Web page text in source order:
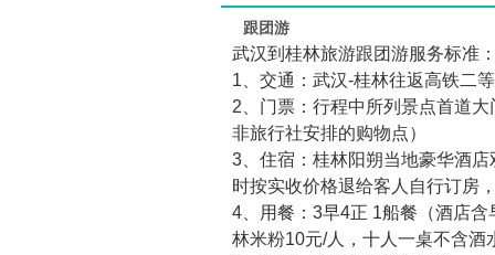
跟团游
武汉到桂林旅游跟团游服务标准
1、交通：武汉-桂林往返高铁二
2、门票：行程中所列景点首道
非旅行社安排的购物点）
3、住宿：桂林阳朔当地豪华酒
时按实收价格退给客人自行订房
4、用餐：3早4正 1船餐（酒店
林米粉10元/人，十人一桌不含酒